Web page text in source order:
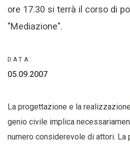
ore 17.30 si terrà il corso di
"Mediazione".
DATA:
05.09.2007
La progettazione e la
genio civile implica
numero considerevole di attori.